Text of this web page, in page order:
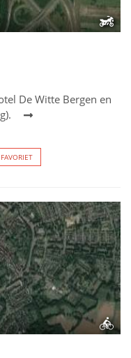
De Witte Bergen en
FAVORIET